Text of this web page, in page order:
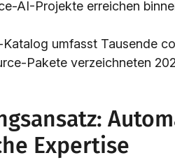
AI-Projekte erreichen
umfasst Tausende
Pakete verzeichneten
Expertise